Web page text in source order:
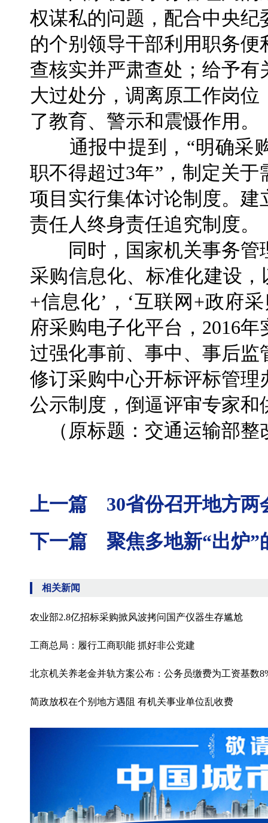
权谋私的问题，配合中央
的个别领导干部利用职务
查核实并严肃查处；给予
大过处分，调离原工作岗
了教育、警示和震慑作用。
通报中提到，“明确采
职不得超过3年”，制定关
项目实行集体讨论制度。
责任人终身责任追究制度。
同时，国家机关事务管
采购信息化、标准化建设
+信息化’，‘互联网+政府
府采购电子化平台，2016
过强化事前、事中、事后
修订采购中心开标评标管
公示制度，倒逼评审专家和
（原标题：交通运输部整
上一篇 30省份召开地方两
下一篇 聚焦多地新“出炉”
相关新闻
农业部2.8亿招标采购掀风波拷问国产仪器生存尴尬
工商总局：履行工商职能 抓好非公党建
北京机关养老金并轨方案公布：公务员缴费为工资基数
简政放权在个别地方遇阻 有机关事业单位乱收费